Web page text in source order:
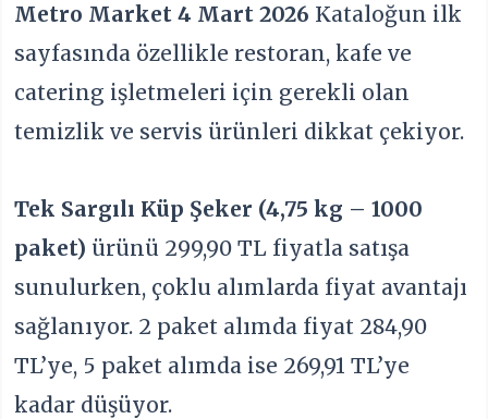
Metro Market 4 Mart 2026 Kataloğun ilk
sayfasında özellikle restoran, kafe ve
catering işletmeleri için gerekli olan
temizlik ve servis ürünleri dikkat çekiyor.
Tek Sargılı Küp Şeker (4,75 kg – 1000
paket) ürünü 299,90 TL fiyatla satışa
sunulurken, çoklu alımlarda fiyat avantajı
sağlanıyor. 2 paket alımda fiyat 284,90
TL’ye, 5 paket alımda ise 269,91 TL’ye
kadar düşüyor.